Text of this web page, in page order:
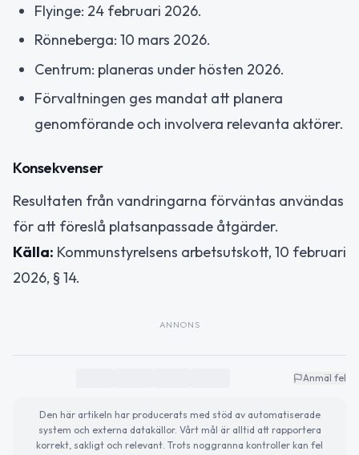
Flyinge: 24 februari 2026.
Rönneberga: 10 mars 2026.
Centrum: planeras under hösten 2026.
Förvaltningen ges mandat att planera
genomförande och involvera relevanta aktörer.
Konsekvenser
Resultaten från vandringarna förväntas användas
för att föreslå platsanpassade åtgärder.
Källa: Kommunstyrelsens arbetsutskott, 10 februari
2026, § 14.
ANNONS
Anmäl fel
Den här artikeln har producerats med stöd av automatiserade
system och externa datakällor. Vårt mål är alltid att rapportera
korrekt, sakligt och relevant. Trots noggranna kontroller kan fel